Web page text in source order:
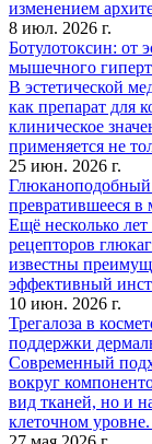
изменением
8 июл. 2026 г.
Ботулотоксин: от
мышечного
В эстетической
как препарат для
клиническое
применяется не
25 июн. 2026 г.
Глюканоподобный
превратившееся в
Ещё несколько
рецепторов
известны
эффективный
10 июн. 2026 г.
Трегалоза в
поддержки
Современный
вокруг
вид тканей, но и
клеточном